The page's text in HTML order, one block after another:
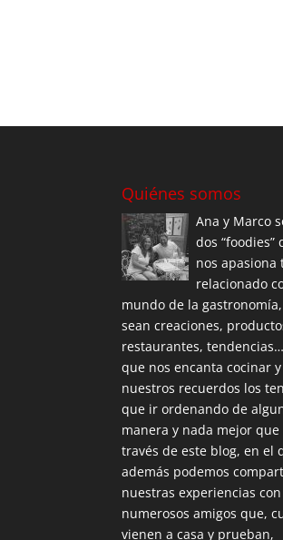
Quiénes somos
Ana y Marco
dos “foodies”
nos apasiona
relacionado
mundo de la
sean creaciones,
restaurantes,
que nos encanta cocinar
nuestros recuerdos los
que ir ordenando de
manera y nada mejor que
través de este blog, en el
además podemos
nuestras experiencias con
numerosos amigos que,
vienen a casa y prueban,